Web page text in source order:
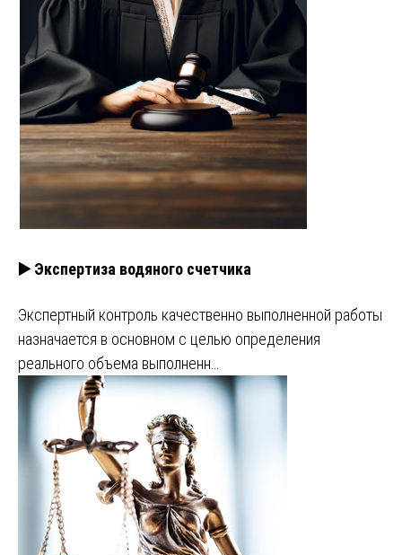
▶️ Экспертиза водяного счетчика
Экспертный контроль качественно выполненной работы
назначается в основном с целью определения
реального объема выполненн…